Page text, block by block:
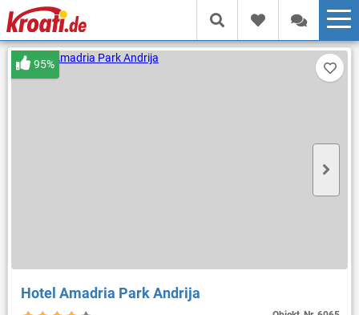
Hotel Amadria Park Andrija
95%